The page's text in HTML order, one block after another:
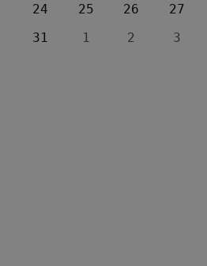
24
25 26 27
31
1 2 3